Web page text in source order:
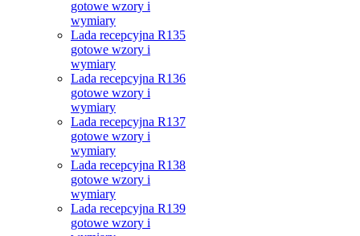
gotowe wzory i
wymiary
Lada recepcyjna R135
gotowe wzory i
wymiary
Lada recepcyjna R136
gotowe wzory i
wymiary
Lada recepcyjna R137
gotowe wzory i
wymiary
Lada recepcyjna R138
gotowe wzory i
wymiary
Lada recepcyjna R139
gotowe wzory i